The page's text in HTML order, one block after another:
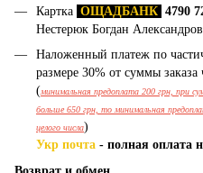
Картка ОЩАДБАНК 4790
Нестерюк Богдан
Наложенный платеж по
размере 30% от суммы заказа
(минимальная предоплата 200 грн, при
больше 650 грн, то минимальная
целого числа)
Укр почта - полная оплата